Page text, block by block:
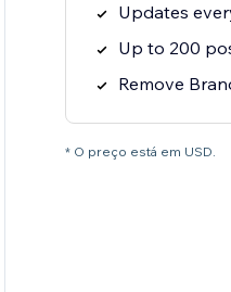
Updates
Up to 200
Remove
* O preço está em USD.